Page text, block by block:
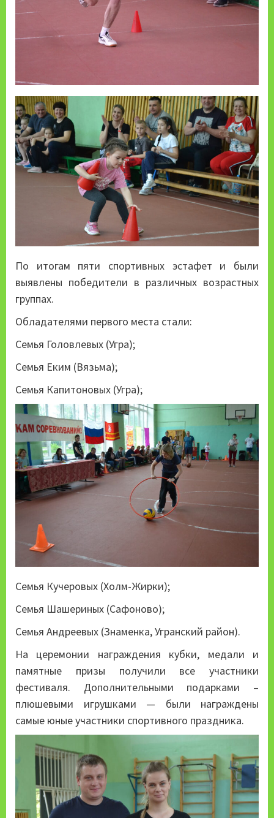
По итогам пяти спортивных эстафет и были
выявлены победители в различных возрастных
группах.
Обладателями первого места стали:
Семья Головлевых (Угра);
Семья Еким (Вязьма);
Семья Капитоновых (Угра);
Семья Кучеровых (Холм-Жирки);
Семья Шашериных (Сафоново);
Семья Андреевых (Знаменка, Угранский район).
На церемонии награждения кубки, медали и
памятные призы получили все участники
фестиваля. Дополнительными подарками –
плюшевыми игрушками — были награждены
самые юные участники спортивного праздника.